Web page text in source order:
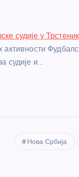
судије у
активности
судије и…
Нова Србија